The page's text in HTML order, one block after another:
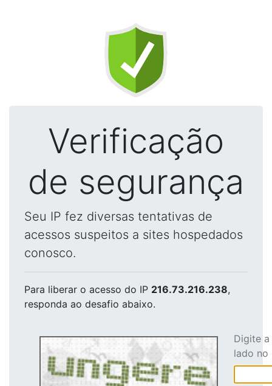
Verificação
de segurança
Seu IP fez diversas tentativas de
acessos suspeitos a sites hospedados
conosco.
Para liberar o acesso do IP 216.73.216.238,
responda ao desafio abaixo.
Digite
lado no